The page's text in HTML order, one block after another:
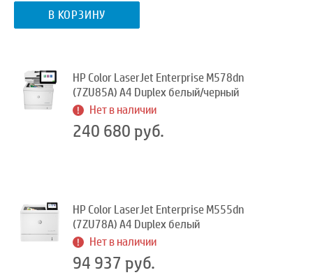
В КОРЗИНУ
HP Color LaserJet Enterprise M578dn
(7ZU85A) A4 Duplex белый/черный
Нет в наличии
240 680 руб.
HP Color LaserJet Enterprise M555dn
(7ZU78A) A4 Duplex белый
Нет в наличии
94 937 руб.